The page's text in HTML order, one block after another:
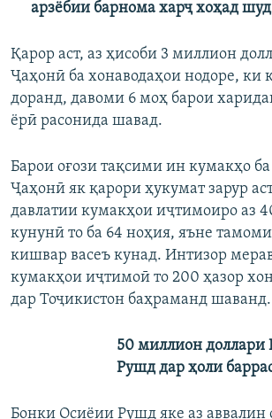
арзёбии барнома харҷ хоҳад шуд
Қарор аст, аз ҳисоби 3 миллион
Ҷаҳонӣ ба хонаводаҳои нодоре, ки
доранд, давоми 6 моҳ барои
ёрӣ расонида шавад.
Барои оғози тақсими ин кумакҳо
Ҷаҳонӣ як қарори ҳукумат зарур
давлатии кумакҳои иҷтимоиро аз
кунунӣ то ба 64 ноҳия, яъне
кишвар васеъ кунад. Интизор
кумакҳои иҷтимоӣ то 200 ҳазор
дар Тоҷикистон баҳраманд шаванд.
50 миллион доллари
Рушд дар ҳоли
Бонки Осиёии Рушд яке аз аввалин